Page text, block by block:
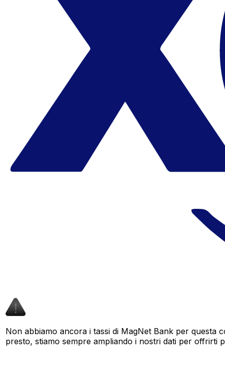
Non abbiamo ancora i tassi di MagNet Bank per
presto, stiamo sempre ampliando i nostri dati per offrirti